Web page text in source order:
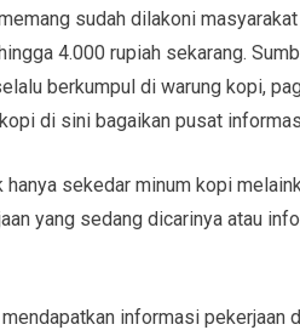
sudah dilakoni
4.000 rupiah sekarang.
berkumpul di warung kopi,
di sini bagaikan pusat
sekedar minum kopi
yang sedang dicarinya atau
informasi pekerjaan